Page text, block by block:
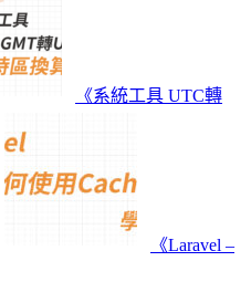
《系統工具 UTC轉
《Laravel –